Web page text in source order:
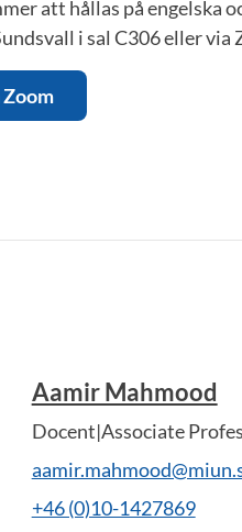
att hållas på engelska
i sal C306 eller via
Aamir Mahmood
Docent|Associate
+46 (0)10-1427869